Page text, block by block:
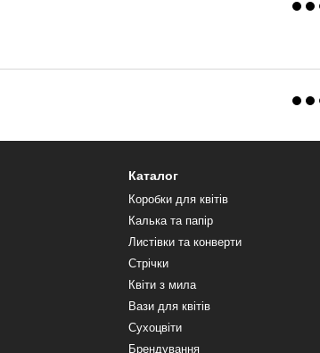
Каталог
Коробки для квітів
Калька та папір
Листівки та конверти
Стрічки
Квіти з мила
Вази для квітів
Сухоцвіти
Брендування